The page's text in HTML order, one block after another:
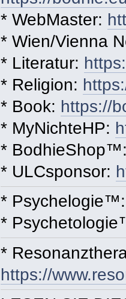
* WebMaster:
* Wien/Vienna
* Literatur:
* Religion:
* Book: https://
* MyNichteHP:
*
* ULCsponsor:
*
*
*
https://